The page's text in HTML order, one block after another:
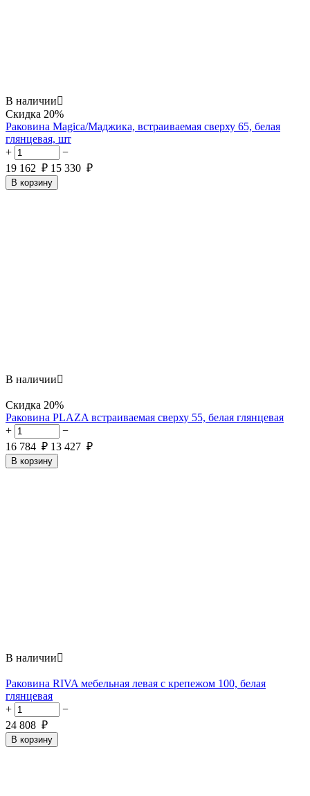
В наличии
Скидка 20%
Раковина Magica/Маджика, встраиваемая сверху 65, белая
глянцевая, шт
+
−
19 162 ₽ 15 330 ₽
В корзину
В наличии
Скидка 20%
Раковина PLAZA встраиваемая сверху 55, белая глянцевая
+
−
16 784 ₽ 13 427 ₽
В корзину
В наличии
Раковина RIVA мебельная левая с крепежом 100, белая
глянцевая
+
−
24 808 ₽
В корзину